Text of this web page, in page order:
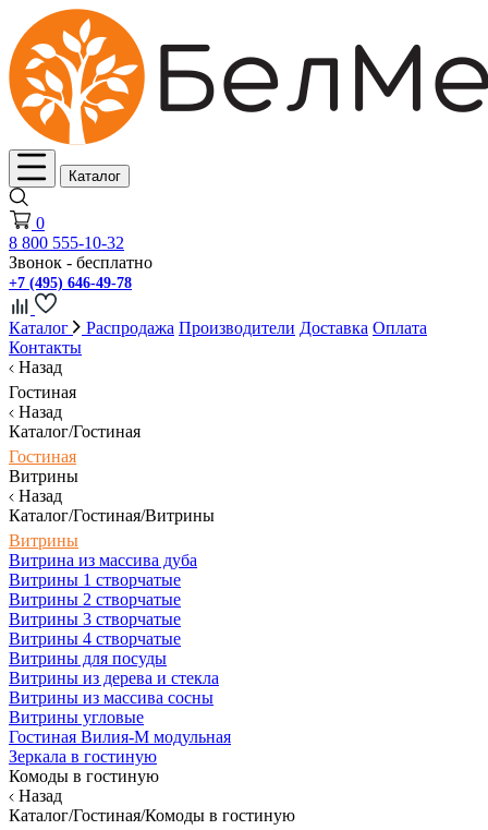
Каталог
0
8 800 555-10-32
Звонок - бесплатно
+7 (495) 646-49-78
Каталог Распродажа Производители Доставка Оплата
Контакты
Назад
Гостиная
Назад
Каталог/Гостиная
Гостиная
Витрины
Назад
Каталог/Гостиная/Витрины
Витрины
Витрина из массива дуба
Витрины 1 створчатые
Витрины 2 створчатые
Витрины 3 створчатые
Витрины 4 створчатые
Витрины для посуды
Витрины из дерева и стекла
Витрины из массива сосны
Витрины угловые
Гостиная Вилия-М модульная
Зеркала в гостиную
Комоды в гостиную
Назад
Каталог/Гостиная/Комоды в гостиную